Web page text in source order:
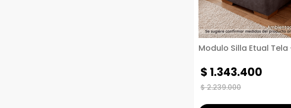
Modulo Silla Etual
$ 2.239.000
$ 1.343.400